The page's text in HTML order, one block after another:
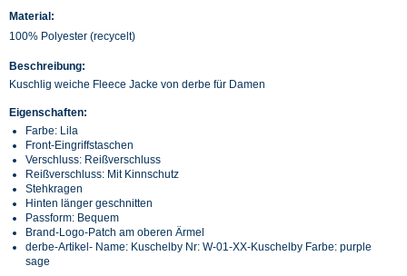
Material:
100% Polyester (recycelt)
Beschreibung:
Kuschlig weiche Fleece Jacke von derbe für Damen
Eigenschaften:
Farbe: Lila
Front-Eingriffstaschen
Verschluss: Reißverschluss
Reißverschluss: Mit Kinnschutz
Stehkragen
Hinten länger geschnitten
Passform: Bequem
Brand-Logo-Patch am oberen Ärmel
derbe-Artikel- Name: Kuschelby Nr: W-01-XX-Kuschelby Farbe: purple
sage